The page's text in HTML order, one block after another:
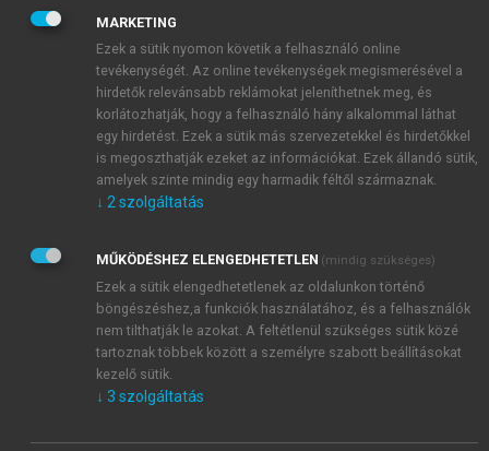
JELSZÓ
JELSZÓ ÚJRA
Kérek értesítést a MeRSZ újdonságairól, akcióiról.
Kérek értesítést az Akadémiai Kiadó Zrt. újdonságairól,
Adatkezelési tájékoztatóbanfoglaltakat tudomásul
veszem és elfogadom.
Általános vásárlási feltételeket, valamint a szotar.netés a
mersz.huoldalak licencszerződéseiben foglaltakat
tudomásul veszem és elfogadom.
KIPRÓBÁLOM
MARKETING
Ezek a sütik nyomon követik a felhasználó online
tevékenységét. Az online tevékenységek megismerésével a
hirdetők relevánsabb reklámokat jeleníthetnek meg, és
korlátozhatják, hogy a felhasználó hány alkalommal láthat
egy hirdetést. Ezek a sütik más szervezetekkel és hirdetőkkel
is megoszthatják ezeket az információkat. Ezek állandó sütik,
amelyek szinte mindig egy harmadik féltől származnak.
↓ 2 szolgáltatás
MŰKÖDÉSHEZ ELENGEDHETETLEN (mindig szükséges)
Ezek a sütik elengedhetetlenek az oldalunkon történő
böngészéshez,a funkciók használatához, és a felhasználók
nem tilthatják le azokat. A feltétlenül szükséges sütik közé
tartoznak többek között a személyre szabott beállításokat
kezelő sütik.
↓ 3 szolgáltatás